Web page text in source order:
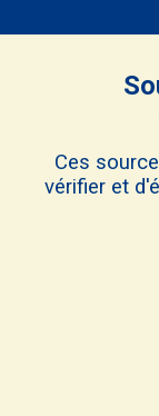
Ces
vérifier et